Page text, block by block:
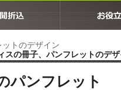
トのデザイン
スの冊子、パンフレットのデ
パンフレット